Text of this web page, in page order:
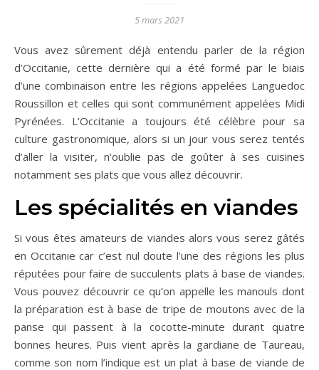
5 mars 2021
Vous avez sûrement déjà entendu parler de la région
d’Occitanie, cette dernière qui a été formé par le biais
d’une combinaison entre les régions appelées Languedoc
Roussillon et celles qui sont communément appelées Midi
Pyrénées. L’Occitanie a toujours été célèbre pour sa
culture gastronomique, alors si un jour vous serez tentés
d’aller la visiter, n’oublie pas de goûter à ses cuisines
notamment ses plats que vous allez découvrir.
Les spécialités en viandes
Si vous êtes amateurs de viandes alors vous serez gâtés
en Occitanie car c’est nul doute l’une des régions les plus
réputées pour faire de succulents plats à base de viandes.
Vous pouvez découvrir ce qu’on appelle les manouls dont
la préparation est à base de tripe de moutons avec de la
panse qui passent à la cocotte-minute durant quatre
bonnes heures. Puis vient après la gardiane de Taureau,
comme son nom l’indique est un plat à base de viande de